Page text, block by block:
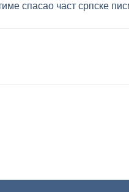
спасао част српске